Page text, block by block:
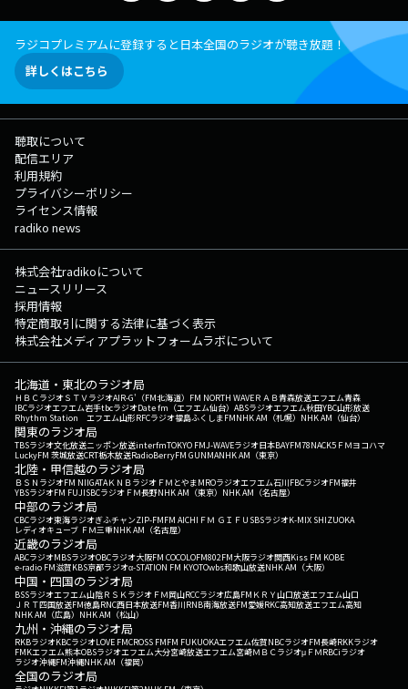
ラジコプレミアムに登録すると日本全国のラジオが聴き放題！
詳しくはこちら
聴取について
配信エリア
利用規約
プライバシーポリシー
ライセンス情報
radiko news
株式会社radikoについて
ニュースリリース
採用情報
特定商取引に関する法律に基づく表示
株式会社メディアプラットフォームラボについて
北海道・東北のラジオ局
ＨＢＣラジオＳＴＶラジオAIR-G'（FM北海道） FM NORTH WAVEＲＡＢ青森放送エフエム青森
IBCラジオエフエム岩手tbcラジオDate fm（エフエム仙台） ABSラジオエフエム秋田YBC山形放送
Rhythm Station エフエム山形RFCラジオ福島ふくしまFMNHK AM（札幌） NHK AM（仙台）
関東のラジオ局
TBSラジオ文化放送ニッポン放送interfmTOKYO FMJ-WAVEラジオ日本BAYFM78NACK5 ＦＭヨコハマ
LuckyFM 茨城放送CRT栃木放送RadioBerryFM GUNMANHK AM（東京）
北陸・甲信越のラジオ局
ＢＳＮラジオFM NIIGATAＫＮＢラジオ ＦＭとやまMROラジオエフエム石川FBCラジオFM福井
YBSラジオFM FUJISBCラジオ ＦＭ長野NHK AM（東京） NHK AM（名古屋）
中部のラジオ局
CBCラジオ東海ラジオぎふチャンZIP-FMFM AICHI ＦＭ ＧＩＦＵ SBSラジオK-MIX SHIZUOKA
レディオキューブ ＦＭ三重NHK AM（名古屋）
近畿のラジオ局
ABCラジオMBSラジオOBCラジオ大阪FM COCOLOFM802FM大阪ラジオ関西Kiss FM KOBE
e-radio FM滋賀KBS京都ラジオα-STATION FM KYOTOwbs和歌山放送NHK AM（大阪）
中国・四国のラジオ局
BSSラジオエフエム山陰ＲＳＫラジオ ＦＭ岡山RCCラジオ広島FM ＫＲＹ山口放送エフエム山口
ＪＲＴ四国放送FM徳島RNC西日本放送FM香川RNB南海放送FM愛媛RKC高知放送エフエム高知
NHK AM（広島） NHK AM（松山）
九州・沖縄のラジオ局
RKBラジオKBCラジオLOVE FMCROSS FMFM FUKUOKAエフエム佐賀NBCラジオFM長崎RKKラジオ
FMKエフエム熊本OBSラジオエフエム大分宮崎放送エフエム宮崎ＭＢＣラジオμＦＭRBCiラジオ
ラジオ沖縄FM沖縄NHK AM（福岡）
全国のラジオ局